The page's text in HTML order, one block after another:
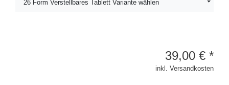
26 Form Verstellbares Tablett Variante wählen
39,00 € *
inkl. Versandkosten